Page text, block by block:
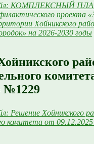
КОМПЛЕКСНЫЙ ПЛАН
проекта
Хойникского
на 2026-2030 годы
№1229
Решение Хойникского
комитета от